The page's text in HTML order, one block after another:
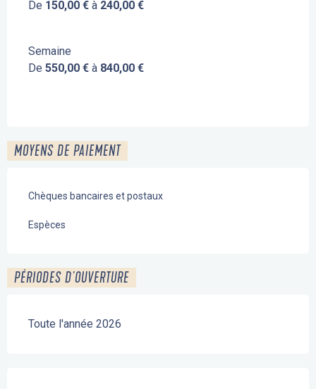
De 150,00 € à 240,00 €
Semaine
De 550,00 € à 840,00 €
MOYENS DE PAIEMENT
Chèques bancaires et postaux
Espèces
PÉRIODES D'OUVERTURE
Toute l'année 2026